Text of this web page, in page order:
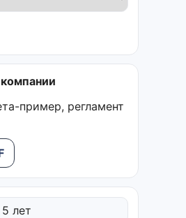
пример, регламент
лет